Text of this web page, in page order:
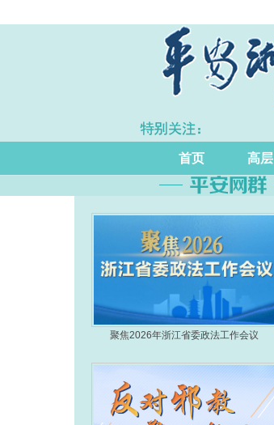
首页 高层
聚焦2026年浙江省委政法工作会议